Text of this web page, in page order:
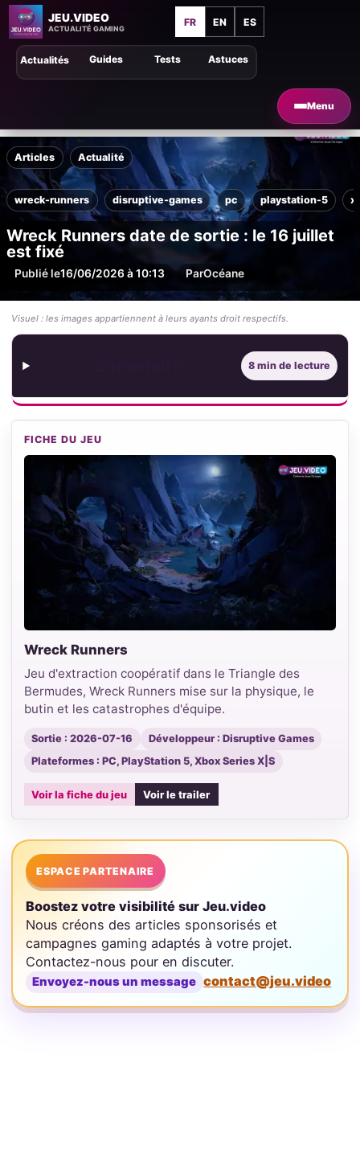
JEU.VIDEO
ACTUALITÉ GAMING
FR EN ES
Menu
Astuces
Guides Tests
Actualités
Articles Actualité
wreck-runners disruptive-games pc playstation-5
Wreck Runners date de sortie : le 16 juillet
est fixé
Publié le16/06/2026 à 10:13 ParOcéane
Visuel : les images appartiennent à leurs ayants droit respectifs.
8 min de lecture
FICHE DU JEU
Wreck Runners
Jeu d'extraction coopératif dans le Triangle des
Bermudes, Wreck Runners mise sur la physique, le
butin et les catastrophes d'équipe.
Sortie : 2026-07-16
Développeur : Disruptive Games
Plateformes : PC, PlayStation 5, Xbox Series X|S
Voir la fiche du jeu Voir le trailer
ESPACE PARTENAIRE
Boostez votre visibilité sur Jeu.video
Nous créons des articles sponsorisés et
campagnes gaming adaptés à votre projet.
Contactez-nous pour en discuter.
Envoyez-nous un message contact@jeu.video